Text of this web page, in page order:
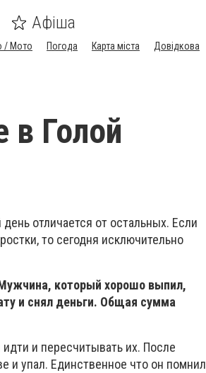
Афіша
/ Мото Погода Карта міста Довідкова
в Голой
отличается от остальных. Если
то сегодня исключительно
который хорошо выпил,
и снял деньги. Общая сумма
и пересчитывать их. После
и упал. Единственное что он помнил